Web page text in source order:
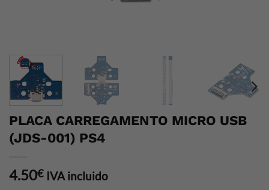
PLACA CARREGAMENTO MICRO USB
(JDS-001) PS4
4.50€ IVA incluido